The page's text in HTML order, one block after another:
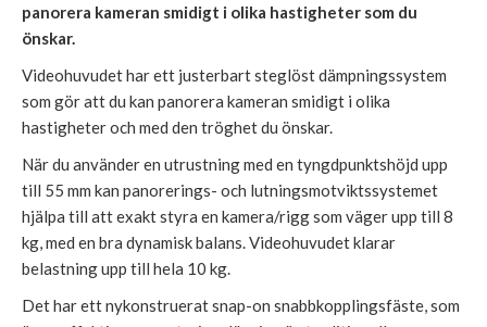
panorera kameran smidigt i olika hastigheter som du
önskar.
Videohuvudet har ett justerbart steglöst dämpningssystem
som gör att du kan panorera kameran smidigt i olika
hastigheter och med den tröghet du önskar.
När du använder en utrustning med en tyngdpunktshöjd upp
till 55 mm kan panorerings- och lutningsmotviktssystemet
hjälpa till att exakt styra en kamera/rigg som väger upp till 8
kg, med en bra dynamisk balans. Videohuvudet klarar
belastning upp till hela 10 kg.
Det har ett nykonstruerat snap-on snabbkopplingsfäste, som